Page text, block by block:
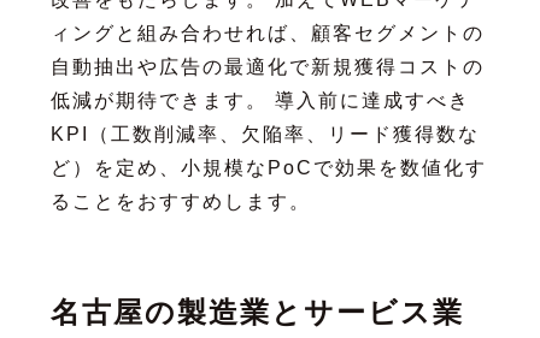
ィングと組み合わせれば、顧客セグメントの
自動抽出や広告の最適化で新規獲得コストの
低減が期待できます。 導入前に達成すべき
KPI（工数削減率、欠陥率、リード獲得数な
ど）を定め、小規模なPoCで効果を数値化す
ることをおすすめします。
名古屋の製造業とサービス業